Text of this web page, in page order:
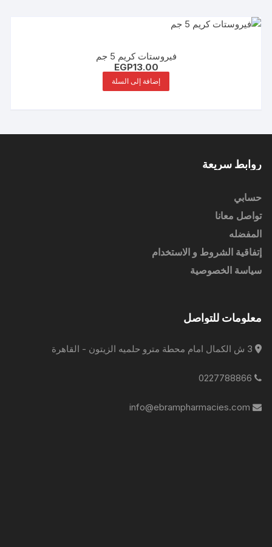
فيروستات كريم 5 جم
EGP13.00
إضافة إلى السلة
روابط سريعة
حسابي
تواصل معانا
المفضله
إتفاقية الشروط و الاستخدام
سياسة الخصوصية
معلومات للتواصل